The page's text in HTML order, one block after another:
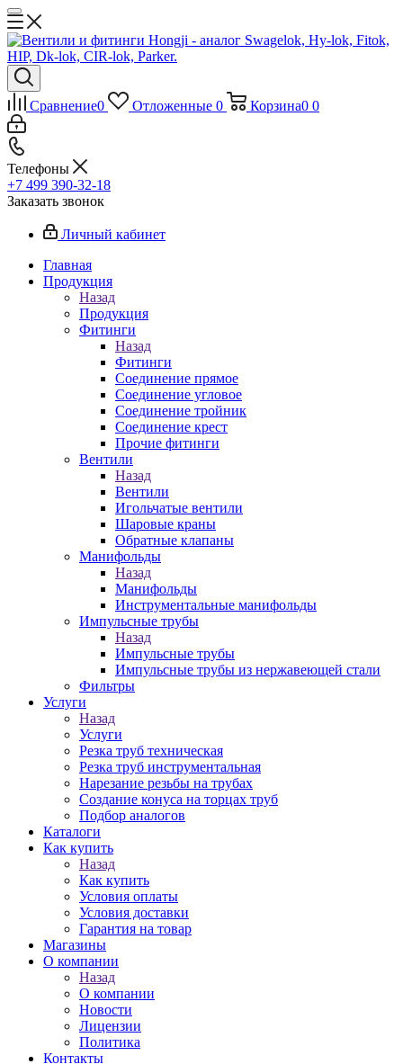
Сравнение0 Отложенные 0 Корзина0 0
Телефоны
+7 499 390-32-18
Заказать звонок
Личный кабинет
Главная
Продукция
Назад
Продукция
Фитинги
Назад
Фитинги
Соединение прямое
Соединение угловое
Соединение тройник
Соединение крест
Прочие фитинги
Вентили
Назад
Вентили
Игольчатые вентили
Шаровые краны
Обратные клапаны
Манифольды
Назад
Манифольды
Инструментальные манифольды
Импульсные трубы
Назад
Импульсные трубы
Импульсные трубы из нержавеющей стали
Фильтры
Услуги
Назад
Услуги
Резка труб техническая
Резка труб инструментальная
Нарезание резьбы на трубах
Создание конуса на торцах труб
Подбор аналогов
Каталоги
Как купить
Назад
Как купить
Условия оплаты
Условия доставки
Гарантия на товар
Магазины
О компании
Назад
О компании
Новости
Лицензии
Политика
Контакты